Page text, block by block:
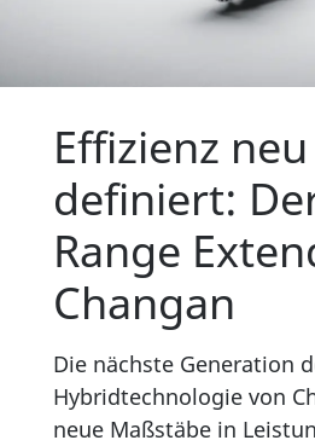
Effizienz neu
definiert:
Range
Changan
Die nächste Generation
Hybridtechnologie von
neue Maßstäbe in